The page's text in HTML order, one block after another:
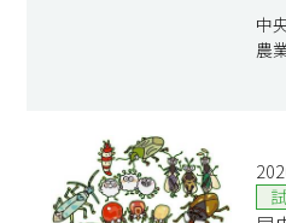
中
農